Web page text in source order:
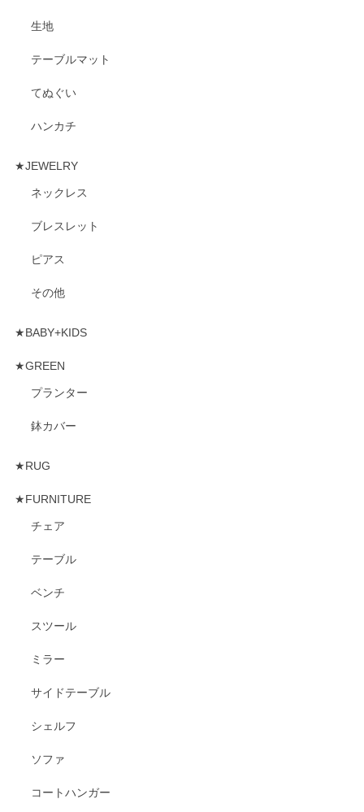
生地
テーブルマット
てぬぐい
ハンカチ
★JEWELRY
ネックレス
ブレスレット
ピアス
その他
★BABY+KIDS
★GREEN
プランター
鉢カバー
★RUG
★FURNITURE
チェア
テーブル
ベンチ
スツール
ミラー
サイドテーブル
シェルフ
ソファ
コートハンガー